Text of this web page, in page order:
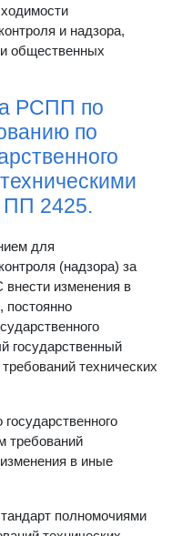
и надзора,
общественных
РСПП по
по
ПП 2425.
для
(надзора) за
изменения в
постоянно
государственный
технических
требований
в иные
полномочиями